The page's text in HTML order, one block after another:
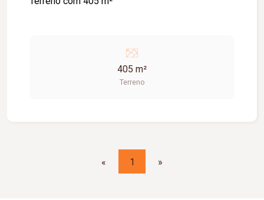
405 m²
Terreno
« 1 »